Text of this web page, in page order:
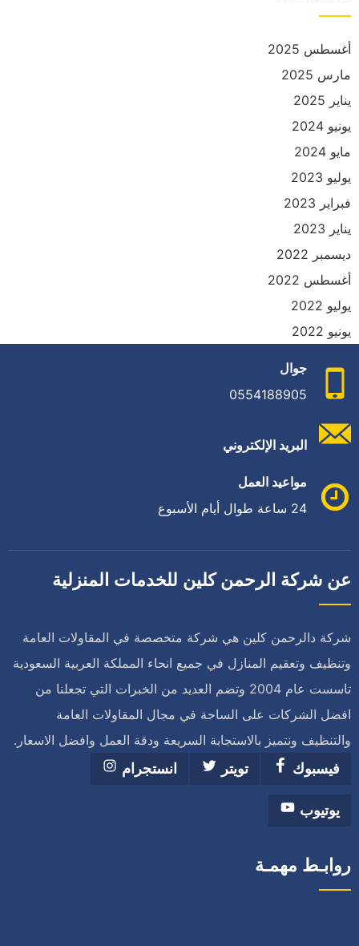
أغسطس 2025
مارس 2025
يناير 2025
يونيو 2024
مايو 2024
يوليو 2023
فبراير 2023
يناير 2023
ديسمبر 2022
أغسطس 2022
يوليو 2022
يونيو 2022
جوال
0554188905
البريد الإلكتروني
مواعيد العمل
24 ساعة طوال أيام الأسبوع
عن شركة الرحمن كلين للخدمات المنزلية
شركة دالرحمن كلين هي شركة متخصصة في المقاولات العامة
وتنظيف وتعقيم المنازل في جميع انحاء المملكة العربية السعودية
تاسست عام 2004 وتضم العديد من الخبرات التي تجعلنا من
افضل الشركات على الساحة في مجال المقاولات العامة
والتنظيف ونتميز بالاستجابة السريعة ودقة العمل وافضل الاسعار.
فيسبوك
تويتر انستجرام
يوتيوب
روابـط مهمـة